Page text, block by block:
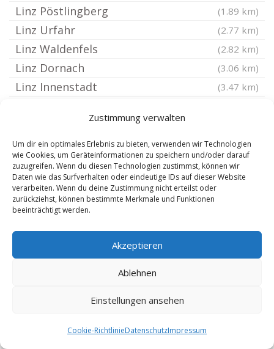
Zustimmung verwalten
Um dir ein optimales Erlebnis zu bieten, verwenden wir Technologien
wie Cookies, um Geräteinformationen zu speichern und/oder darauf
zuzugreifen. Wenn du diesen Technologien zustimmst, können wir
Daten wie das Surfverhalten oder eindeutige IDs auf dieser Website
verarbeiten. Wenn du deine Zustimmung nicht erteilst oder
zurückziehst, können bestimmte Merkmale und Funktionen
beeinträchtigt werden.
Akzeptieren
Ablehnen
Einstellungen ansehen
Cookie-RichtlinieDatenschutzImpressum
Linz Pöstlingberg (1.89 km)
Linz Urfahr (2.77 km)
Linz Waldenfels (2.82 km)
Linz Dornach (3.06 km)
Linz Innenstadt (3.47 km)
Linz Froschberg
Linz Hafenviertel (4.13 km)
Linz Neue Heimat (5.07 km)
Linz Auwiesen (5.1 km)
Leonding
Gallneukirchen
Linz Ebelsberg (7.49 km)
Marchtrenk